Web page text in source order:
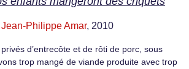
Jean-Philippe Amar, 2010
d’entrecôte et de rôti de porc, sous
trop mangé de viande produite avec trop